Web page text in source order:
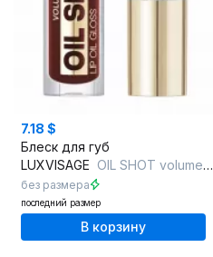
7.18 $
Блеск для губ
LUXVISAGE OIL SHOT volume & relax, 305
без размера
последний размер
В корзину